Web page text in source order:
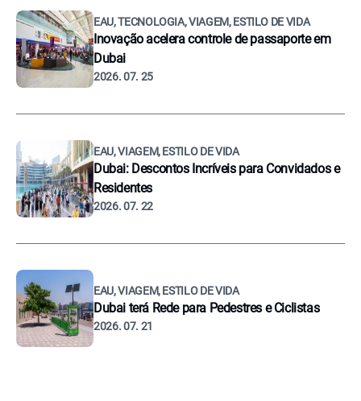
EAU, TECNOLOGIA, VIAGEM, ESTILO DE VIDA
Inovação acelera controle de passaporte em
Dubai
2026. 07. 25
EAU, VIAGEM, ESTILO DE VIDA
Dubai: Descontos Incríveis para Convidados e
Residentes
2026. 07. 22
EAU, VIAGEM, ESTILO DE VIDA
Dubai terá Rede para Pedestres e Ciclistas
2026. 07. 21